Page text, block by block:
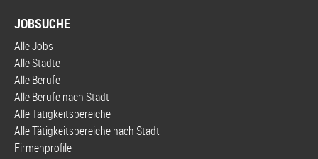
JOBSUCHE
Alle Jobs
Alle Städte
Alle Berufe
Alle Berufe nach Stadt
Alle Tätigkeitsbereiche
Alle Tätigkeitsbereiche nach Stadt
Firmenprofile